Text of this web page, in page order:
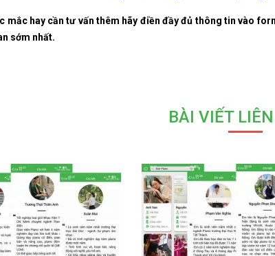
mắc hay cần tư vấn thêm hãy điền đầy đủ thông tin vào
sớm nhất.
BÀI VIẾT